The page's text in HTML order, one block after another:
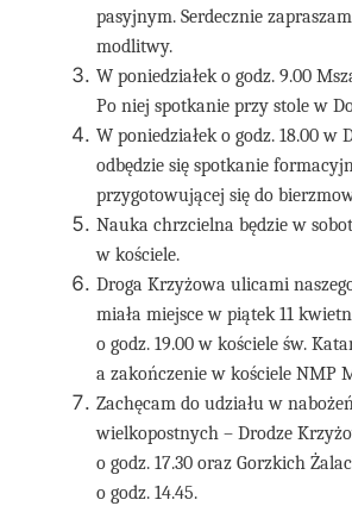
pasyjnym. Serdecznie
modlitwy.
W poniedziałek o godz. 9.00
Po niej spotkanie przy stole w
W poniedziałek o godz. 18.00
odbędzie się spotkanie
przygotowującej się do
Nauka chrzcielna będzie w
w kościele.
Droga Krzyżowa ulicami
miała miejsce w piątek 11
o godz. 19.00 w kościele św.
a zakończenie w kościele NMP
Zachęcam do udziału w
wielkopostnych – Drodze
o godz. 17.30 oraz Gorzkich
o godz. 14.45.